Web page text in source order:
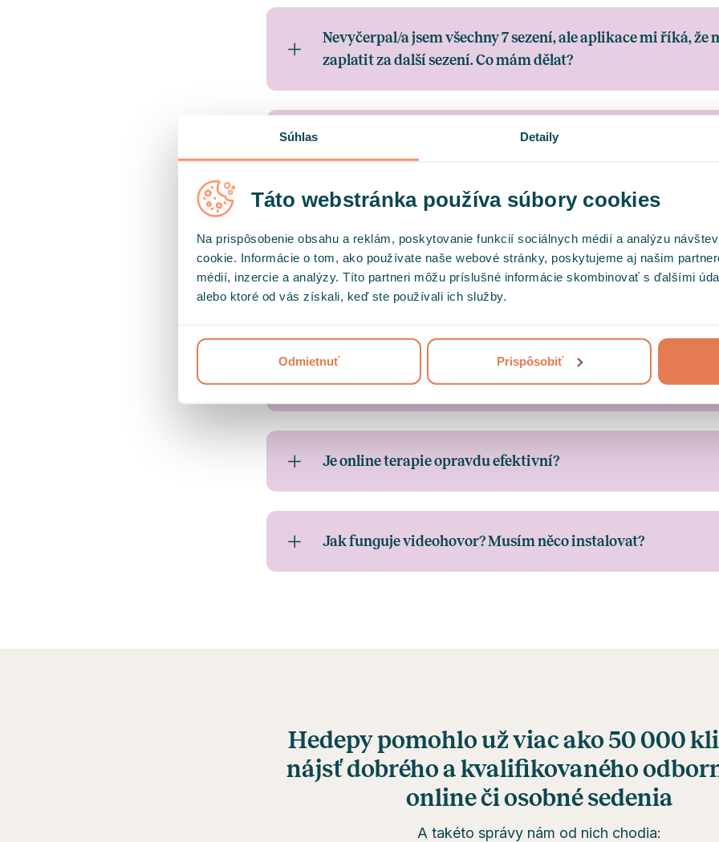
Súhlas Detaily
Táto webstránka používa súbory cookies
Na prispôsobenie obsahu a reklám, poskytovanie funkcií sociálnych médií a analýzu
cookie. Informácie o tom, ako používate naše webové stránky, poskytujeme aj našim
médií, inzercie a analýzy. Títo partneri môžu príslušné informácie skombinovať s ďalšími
alebo ktoré od vás získali, keď ste používali ich služby.
Odmietnuť Prispôsobiť
Nevyčerpal/a jsem všechny 7 sezení, ale aplikace mi říká, že
zaplatit za další sezení. Co mám dělat?
Mohu použít mobilní aplikaci?
Kdy se začnu cítit lépe?
Podle čeho si mám vybrat správného terapeuta?
Je online terapie opravdu efektivní?
Jak funguje videohovor? Musím něco instalovat?
Hedepy pomohlo už viac ako 50 000
nájsť dobrého a kvalifikovaného
online či osobné sedenia
A takéto správy nám od nich chodia: